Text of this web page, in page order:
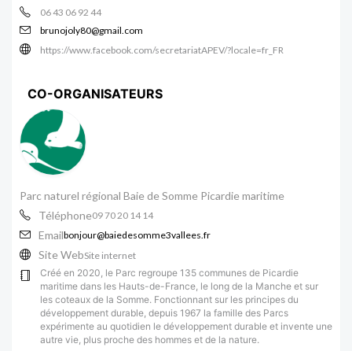
06 43 06 92 44
brunojoly80@gmail.com
https://www.facebook.com/secretariatAPEV/?locale=fr_FR
CO-ORGANISATEURS
Parc naturel régional Baie de Somme Picardie maritime
Téléphone09 70 20 14 14
Emailbonjour@baiedesomme3vallees.fr
Site WebSite internet
Créé en 2020, le Parc regroupe 135 communes de Picardie
maritime dans les Hauts-de-France, le long de la Manche et sur
les coteaux de la Somme. Fonctionnant sur les principes du
développement durable, depuis 1967 la famille des Parcs
expérimente au quotidien le développement durable et invente une
autre vie, plus proche des hommes et de la nature.